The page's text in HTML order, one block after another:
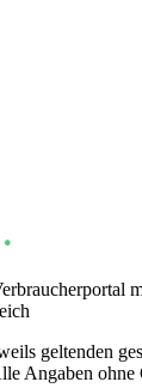
geltenden
Angaben ohne